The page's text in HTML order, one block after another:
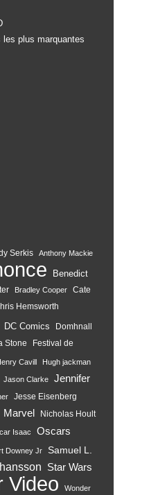
plus marquantes
Serkis Anthony Mackie
Benedict
Bradley Cooper
Cate
Hemsworth
DC Comics
Domhnall
Stone
Festival de
Cavill Hugh jackman
Jason Clarke
Jennifer
Jesse Eisenberg
Marvel Nicholas Hoult
Isaac Oscars
Downey Jr
Samuel L.
Star Wars
Video Wonder